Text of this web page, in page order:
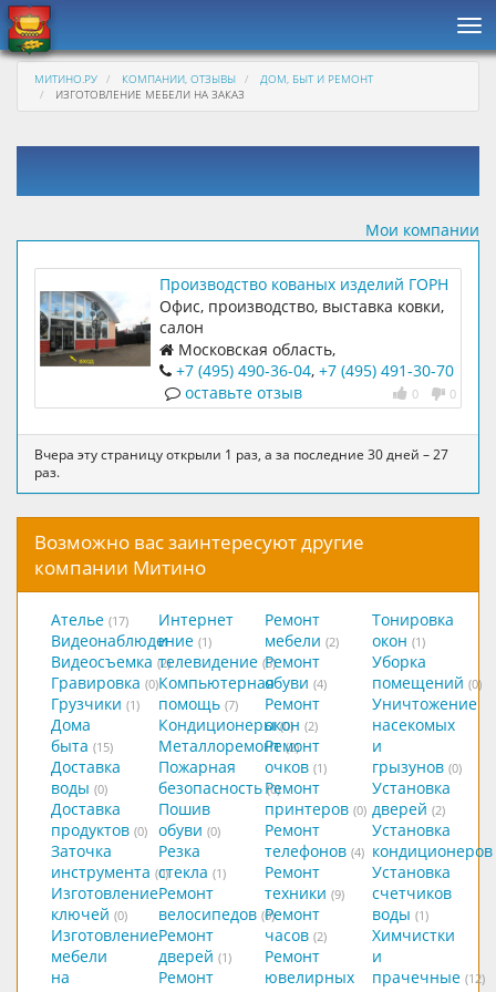
МИТИНО.РУ КОМПАНИИ, ОТЗЫВЫ
ДОМ, БЫТ И РЕМОНТ
ИЗГОТОВЛЕНИЕ МЕБЕЛИ НА ЗАКАЗ
Мои компании
Производство кованых изделий ГОРН
Офис, производство, выставка ковки,
салон
Московская область,
Солнечногорский район, дер.
Юрлово, ул. Сабуровская, д. 1
+7 (495) 490-36-04, +7 (495) 491-30-70
0 0
оставьте отзыв
Вчера эту страницу открыли 1 раз, а за последние 30 дней – 27
раз.
Возможно вас заинтересуют другие
компании Митино
Ателье (17)
Видеонаблюдение (1)
Видеосъемка (2)
Гравировка (0)
Грузчики (1)
Дома
быта (15)
Доставка
воды (0)
Доставка
продуктов (0)
Заточка
инструмента (0)
Изготовление
ключей (0)
Изготовление
мебели
на
Интернет
и
телевидение (5)
Компьютерная
помощь (7)
Кондиционеры (0)
Металлоремонт (2)
Пожарная
безопасность (0)
Пошив
обуви (0)
Резка
стекла (1)
Ремонт
велосипедов (0)
Ремонт
дверей (1)
Ремонт
Ремонт
мебели (2)
Ремонт
обуви (4)
Ремонт
окон (2)
Ремонт
очков (1)
Ремонт
принтеров (0)
Ремонт
телефонов (4)
Ремонт
техники (9)
Ремонт
часов (2)
Ремонт
ювелирных
Тонировка
окон (1)
Уборка
помещений (0)
Уничтожение
насекомых
и
грызунов (0)
Установка
дверей (2)
Установка
кондиционеров
Установка
счетчиков
воды (1)
Химчистки
и
прачечные (12)